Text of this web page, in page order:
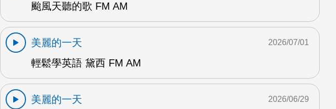
颱風天聽的歌 FM AM
美麗的一天
輕鬆學英語 黛西 FM AM
2026/07/01
美麗的一天
2026/06/29